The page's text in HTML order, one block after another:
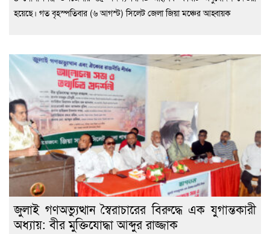
হয়েছে। গত বৃহস্পতিবার (৬ আগস্ট) সিলেট জেলা জিয়া মঞ্চের আহ্বায়ক
জুলাই গণঅভ্যুত্থান স্বৈরাচারের বিরুদ্ধে এক যুগান্তকারী
অধ্যায়: বীর মুক্তিযোদ্ধা আব্দুর রাজ্জাক